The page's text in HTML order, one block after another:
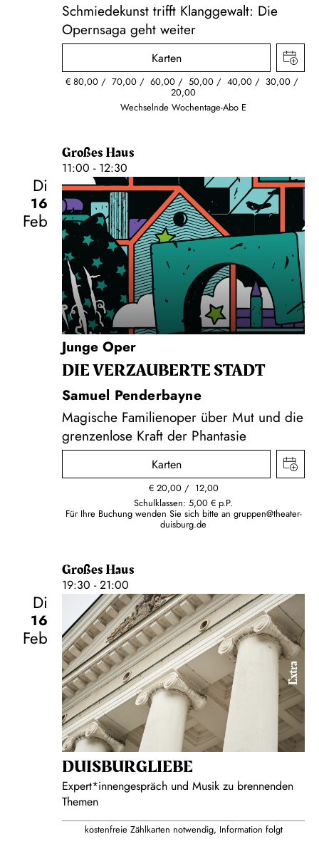
Schmiedekunst trifft Klanggewalt: Die
Opernsaga geht weiter
Karten
€ 80,00 70,00 60,00 50,00 40,00 30,00
20,00
Wechselnde Wochentage-Abo E
Großes Haus
11:00 - 12:30
Di
16
Feb
Junge Oper
DIE VERZAUBERTE STADT
Samuel Penderbayne
Magische Familienoper über Mut und die
grenzenlose Kraft der Phantasie
Karten
€ 20,00
12,00
Schulklassen: 5,00 € p.P.
Für Ihre Buchung wenden Sie sich bitte an gruppen@theater-
duisburg.de
Großes Haus
19:30 - 21:00
Di
16
Feb
Extra
DUISBURG­LIEBE
Expert*innengespräch und Musik zu brennenden
Themen
kostenfreie Zählkarten notwendig, Information folgt